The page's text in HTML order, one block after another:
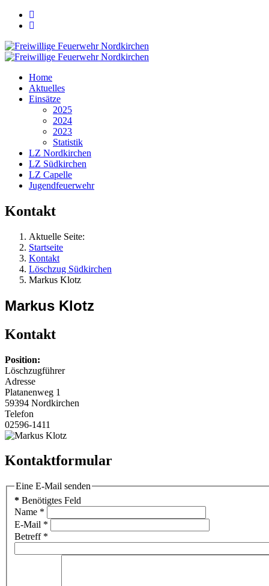
Home
Aktuelles
Einsätze
2025
2024
2023
Statistik
LZ Nordkirchen
LZ Südkirchen
LZ Capelle
Jugendfeuerwehr
Kontakt
Aktuelle Seite:
Startseite
Kontakt
Löschzug Südkirchen
Markus Klotz
Markus Klotz
Kontakt
Position:
Löschzugführer
Adresse
Platanenweg 1
59394 Nordkirchen
Telefon
02596-1411
Kontaktformular
Eine E-Mail senden
* Benötigtes Feld
Name *
E-Mail *
Betreff*